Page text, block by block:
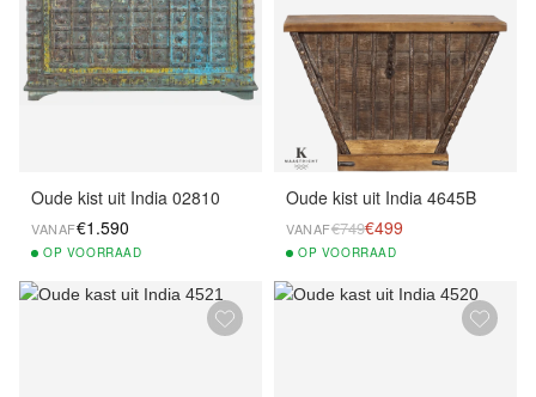
Oude kist uit India 02810
VANAF€1.590
OP VOORRAAD
Oude kist uit India 4645B
VANAF€749€499
OP VOORRAAD